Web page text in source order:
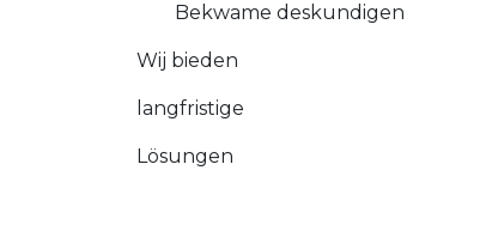
Bekwame deskundigen
Wij bieden
langfristige
Lösungen